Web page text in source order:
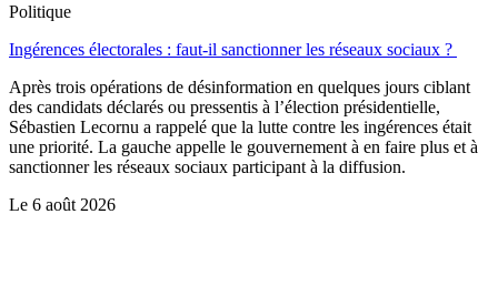
Politique
Ingérences électorales : faut-il sanctionner les réseaux sociaux ?
Après trois opérations de désinformation en quelques jours ciblant
des candidats déclarés ou pressentis à l’élection présidentielle,
Sébastien Lecornu a rappelé que la lutte contre les ingérences était
une priorité. La gauche appelle le gouvernement à en faire plus et à
sanctionner les réseaux sociaux participant à la diffusion.
Le 6 août 2026